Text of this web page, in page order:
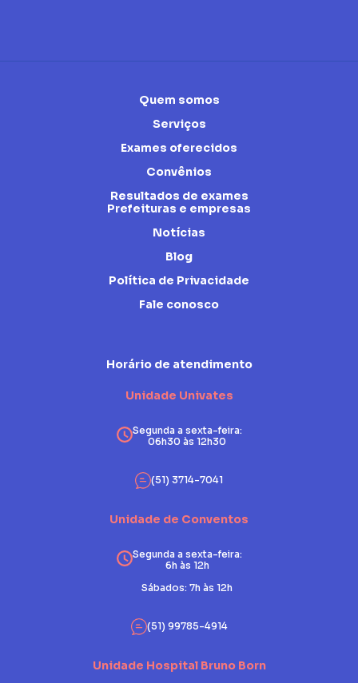
Quem somos
Serviços
Exames oferecidos
Convênios
Resultados de exames
Prefeituras e empresas
Notícias
Blog
Política de Privacidade
Fale conosco
Horário de atendimento
Unidade Univates
Segunda a sexta-feira:
06h30 às 12h30
(51) 3714-7041
Unidade de Conventos
Segunda a sexta-feira:
6h às 12h
Sábados: 7h às 12h
(51) 99785-4914
Unidade Hospital Bruno Born